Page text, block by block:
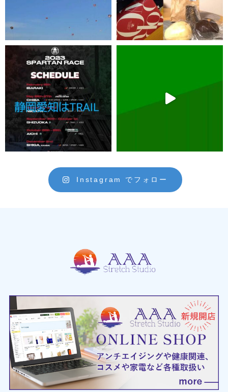
Instagram でフォロー